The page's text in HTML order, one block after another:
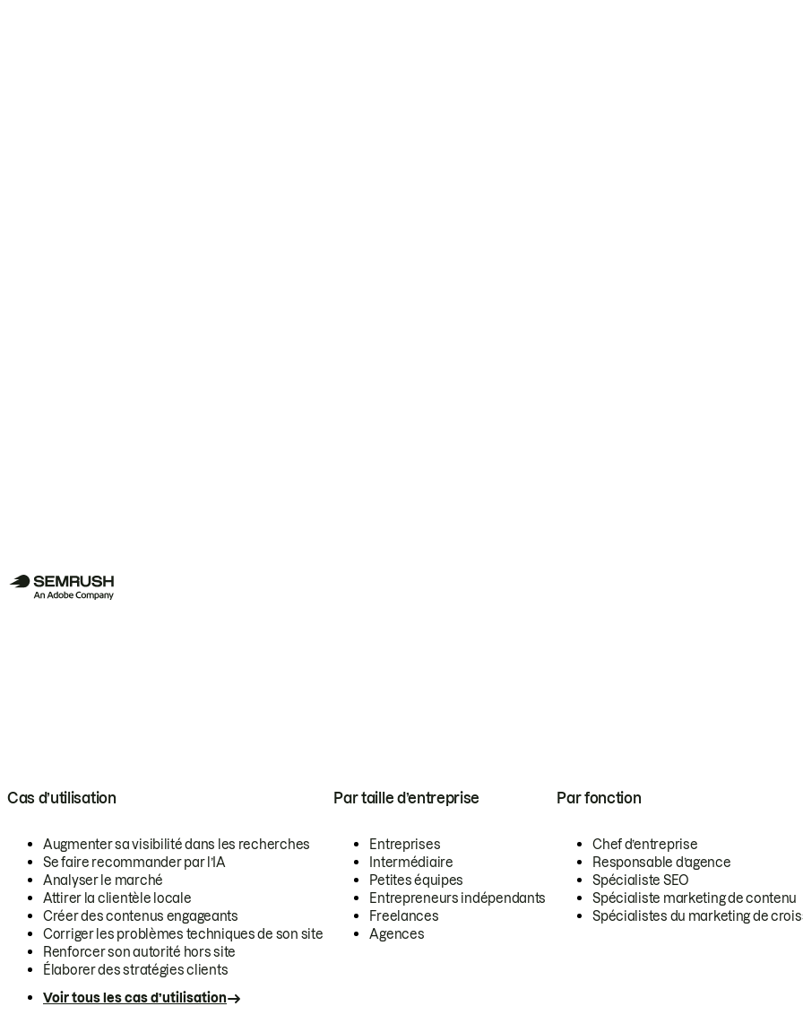
Cas d’utilisation
Augmenter sa visibilité dans les recherches
Se faire recommander par l’IA
Analyser le marché
Attirer la clientèle locale
Créer des contenus engageants
Corriger les problèmes techniques de son site
Renforcer son autorité hors site
Élaborer des stratégies clients
Voir tous les cas d’utilisation
Par taille d’entreprise
Entreprises
Intermédiaire
Petites équipes
Entrepreneurs indépendants
Freelances
Agences
Par fonction
Chef d’entreprise
Responsable d’agence
Spécialiste SEO
Spécialiste marketing de contenu
Spécialistes du marketing de